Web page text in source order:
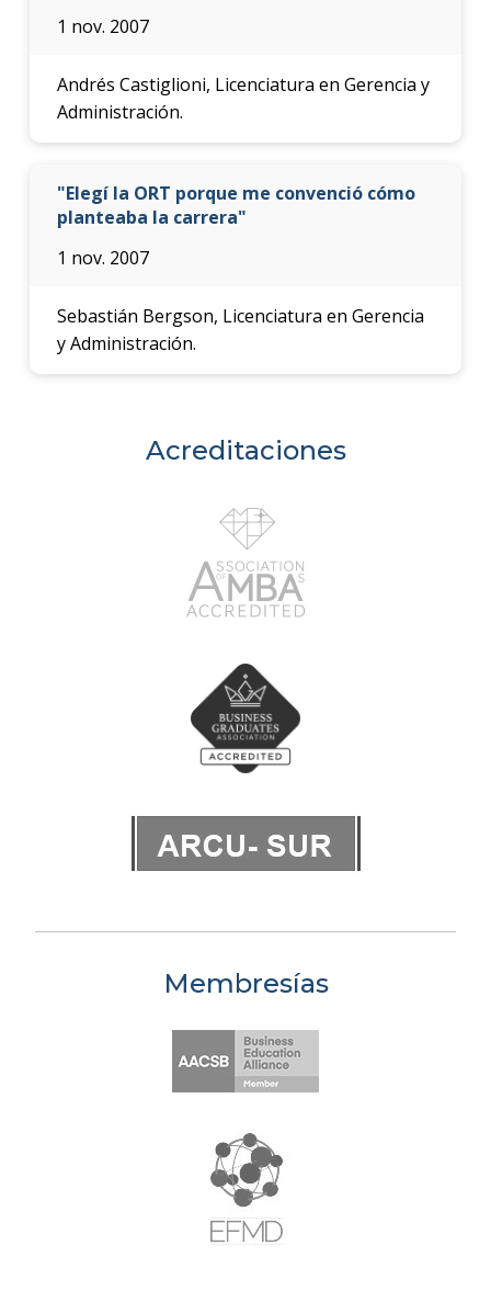
1 nov. 2007
Andrés Castiglioni, Licenciatura en Gerencia y
Administración.
"Elegí la ORT porque me convenció cómo
planteaba la carrera"
1 nov. 2007
Sebastián Bergson, Licenciatura en Gerencia
y Administración.
Acreditaciones
Membresías